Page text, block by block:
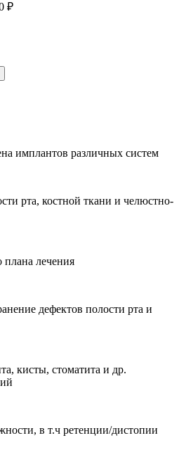
₽
имплантов различных систем
рта, костной ткани и челюстно-
плана лечения
дефектов полости рта и
кисты, стоматита и др.
в т.ч ретенции/дистопии